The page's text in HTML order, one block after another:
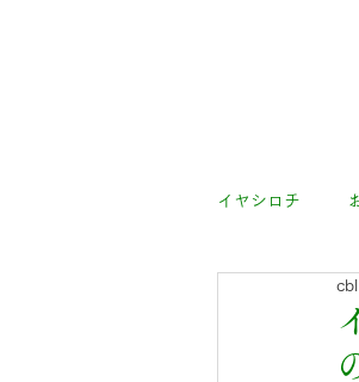
イヤシロチ
青竹入荷の